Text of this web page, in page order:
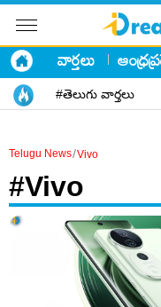
వార్తలు
#తెలుగు వార్తలు
Telugu News/Vivo
#Vivo